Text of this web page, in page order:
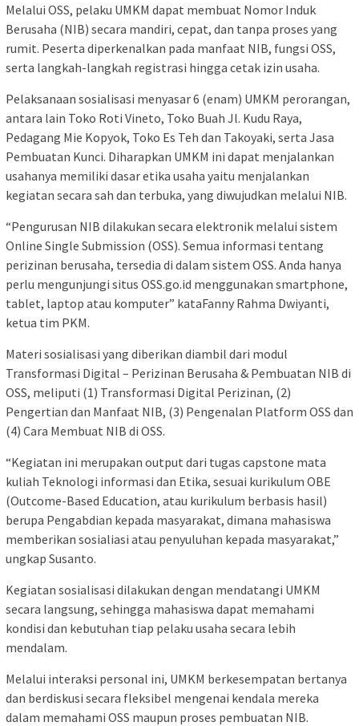
Melalui OSS, pelaku UMKM dapat membuat Nomor Induk
Berusaha (NIB) secara mandiri, cepat, dan tanpa proses yang
rumit. Peserta diperkenalkan pada manfaat NIB, fungsi OSS,
serta langkah-langkah registrasi hingga cetak izin usaha.
Pelaksanaan sosialisasi menyasar 6 (enam) UMKM perorangan,
antara lain Toko Roti Vineto, Toko Buah Jl. Kudu Raya,
Pedagang Mie Kopyok, Toko Es Teh dan Takoyaki, serta Jasa
Pembuatan Kunci. Diharapkan UMKM ini dapat menjalankan
usahanya memiliki dasar etika usaha yaitu menjalankan
kegiatan secara sah dan terbuka, yang diwujudkan melalui NIB.
“Pengurusan NIB dilakukan secara elektronik melalui sistem
Online Single Submission (OSS). Semua informasi tentang
perizinan berusaha, tersedia di dalam sistem OSS. Anda hanya
perlu mengunjungi situs OSS.go.id menggunakan smartphone,
tablet, laptop atau komputer” kataFanny Rahma Dwiyanti,
ketua tim PKM.
Materi sosialisasi yang diberikan diambil dari modul
Transformasi Digital – Perizinan Berusaha & Pembuatan NIB di
OSS, meliputi (1) Transformasi Digital Perizinan, (2)
Pengertian dan Manfaat NIB, (3) Pengenalan Platform OSS dan
(4) Cara Membuat NIB di OSS.
“Kegiatan ini merupakan output dari tugas capstone mata
kuliah Teknologi informasi dan Etika, sesuai kurikulum OBE
(Outcome-Based Education, atau kurikulum berbasis hasil)
berupa Pengabdian kepada masyarakat, dimana mahasiswa
memberikan sosialiasi atau penyuluhan kepada masyarakat,”
ungkap Susanto.
Kegiatan sosialisasi dilakukan dengan mendatangi UMKM
secara langsung, sehingga mahasiswa dapat memahami
kondisi dan kebutuhan tiap pelaku usaha secara lebih
mendalam.
Melalui interaksi personal ini, UMKM berkesempatan bertanya
dan berdiskusi secara fleksibel mengenai kendala mereka
dalam memahami OSS maupun proses pembuatan NIB.